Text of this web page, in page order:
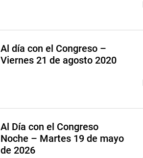
Al día con el Congreso –
Viernes 21 de agosto 2020
Al Día con el Congreso
Noche – Martes 19 de mayo
de 2026